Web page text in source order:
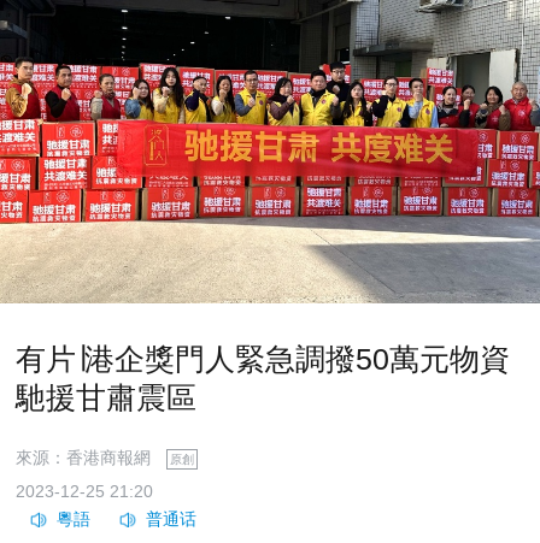
有片∣港企獎門人緊急調撥50萬元物資
馳援甘肅震區
來源：香港商報網 原創
2023-12-25 21:20